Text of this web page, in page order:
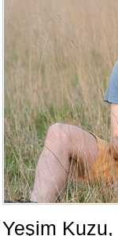
Yeşim Kuzu,